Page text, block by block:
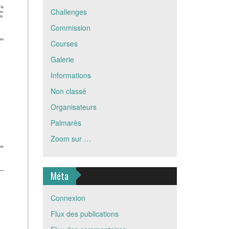
Challenges
Commission
Courses
Galerie
Informations
Non classé
Organisateurs
Palmarès
Zoom sur …
Méta
Connexion
Flux des publications